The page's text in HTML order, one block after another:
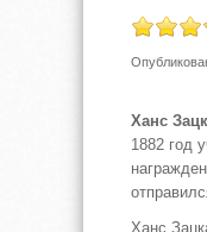
Ханс
1882 год
Ханс